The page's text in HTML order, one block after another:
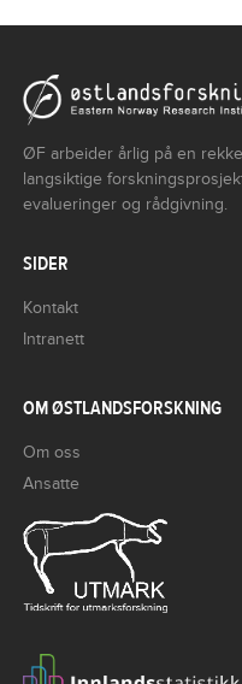
ØF arbeider årlig på en
langsiktige
evalueringer og rådgivning.
SIDER
Kontakt
Intranett
OM ØSTLANDSFORSKNING
Om oss
Ansatte